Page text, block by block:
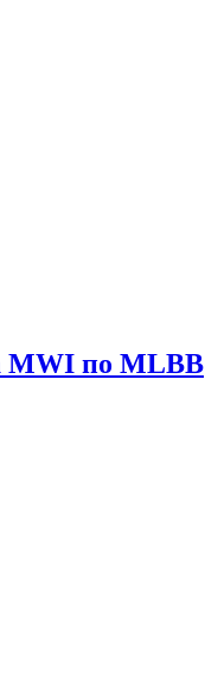
MWI по MLBB